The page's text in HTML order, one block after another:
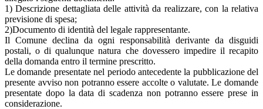
1) Descrizione dettagliata delle attività da realizzare, con la relativa
previsione di spesa;
2)Documento di identità del legale rappresentante.
Il Comune declina da ogni responsabilità derivante da disguidi
postali, o di qualunque natura che dovessero impedire il recapito
della domanda entro il termine prescritto.
Le domande presentate nel periodo antecedente la pubblicazione del
presente avviso non potranno essere accolte o valutate. Le domande
presentate dopo la data di scadenza non potranno essere prese in
considerazione.